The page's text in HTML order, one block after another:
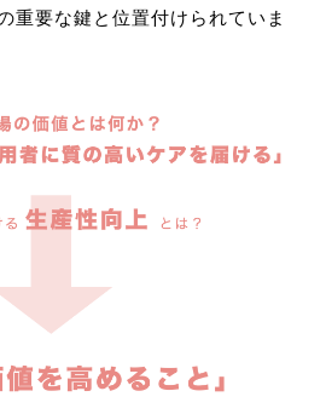
重要な鍵と位置付けられていま